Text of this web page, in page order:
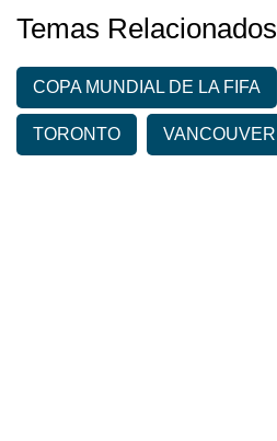
Temas Relacionados
COPA MUNDIAL DE LA FIFA
TORONTO VANCOUVER